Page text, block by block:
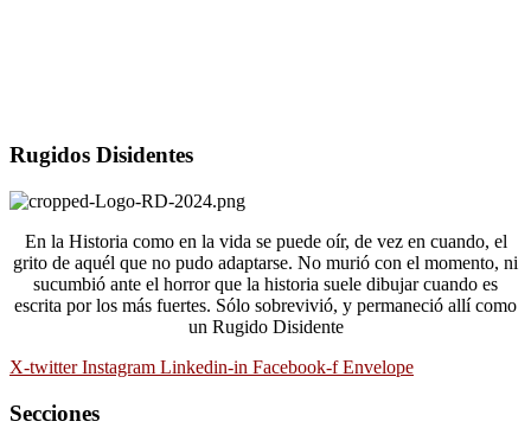
Rugidos Disidentes
En la Historia como en la vida se puede oír, de vez en cuando, el
grito de aquél que no pudo adaptarse. No murió con el momento, ni
sucumbió ante el horror que la historia suele dibujar cuando es
escrita por los más fuertes. Sólo sobrevivió, y permaneció allí como
un Rugido Disidente
X-twitter Instagram Linkedin-in Facebook-f Envelope
Secciones